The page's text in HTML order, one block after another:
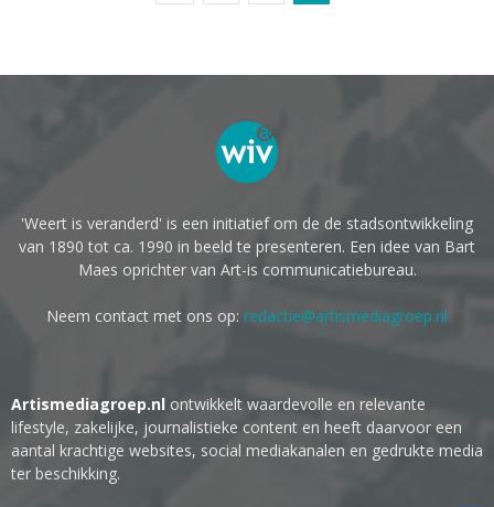
'Weert is veranderd' is een initiatief om de de stadsontwikkeling
van 1890 tot ca. 1990 in beeld te presenteren. Een idee van Bart
Maes oprichter van Art-is communicatiebureau.
Neem contact met ons op: redactie@artismediagroep.nl
Artismediagroep.nl ontwikkelt waardevolle en relevante
lifestyle, zakelijke, journalistieke content en heeft daarvoor een
aantal krachtige websites, social mediakanalen en gedrukte media
ter beschikking.